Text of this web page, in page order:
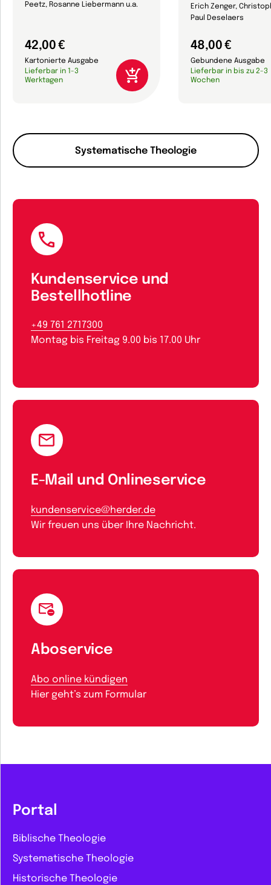
Systematische Theologie
Peetz, Rosanne Liebermann u.a.
42,00 €
Kartonierte Ausgabe
Lieferbar in 1-3
Werktagen
Erich Zenger,
Paul Deselaers
48,00 €
Gebundene Ausgabe
Lieferbar in bis zu 2-3
Wochen
Kundenservice und
Bestellhotline
+49 761 2717300
Montag bis Freitag 9.00 bis 17.00 Uhr
E-Mail und Onlineservice
kundenservice@herder.de
Wir freuen uns über Ihre Nachricht.
Aboservice
Abo online kündigen
Hier geht’s zum Formular
Portal
Biblische Theologie
Systematische Theologie
Historische Theologie